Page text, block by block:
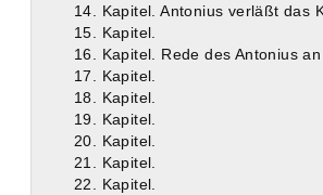
15. Kapitel.
16. Kapitel. Rede des Antonius
17. Kapitel.
18. Kapitel.
19. Kapitel.
20. Kapitel.
21. Kapitel.
22. Kapitel.